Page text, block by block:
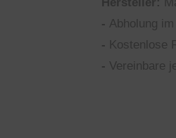
- Abholung
- Kostenlose
- Vereinbare